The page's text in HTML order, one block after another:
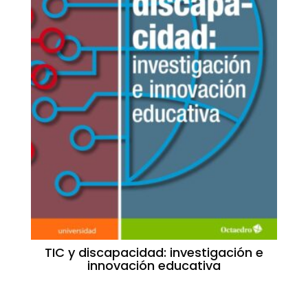
TIC y discapacidad: investigación e
innovación educativa